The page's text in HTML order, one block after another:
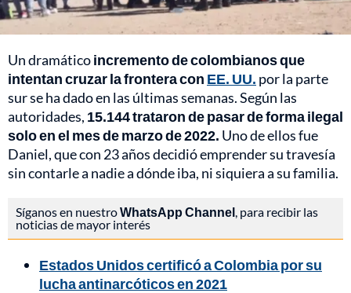
Un dramáticoincremento de colombianos que
intentan cruzar la frontera con EE. UU. por la parte
sur se ha dado en las últimas semanas. Según las
autoridades, 15.144 trataron de pasar de forma ilegal
solo en el mes de marzo de 2022. Uno de ellos fue
Daniel, que con 23 años decidió emprender su travesía
sin contarle a nadie a dónde iba, ni siquiera a su familia.
Síganos en nuestroWhatsApp Channel , para recibir las
noticias de mayor interés
Estados Unidos certificó a Colombia por su
lucha antinarcóticos en 2021